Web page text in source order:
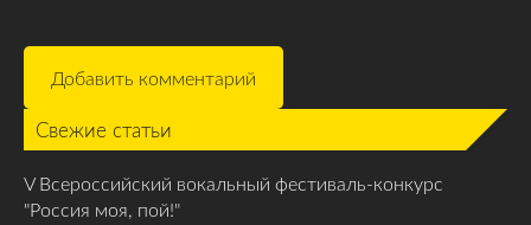
Свежие статьи
V Всероссийский вокальный фестиваль-конкурс
"Россия моя, пой!"